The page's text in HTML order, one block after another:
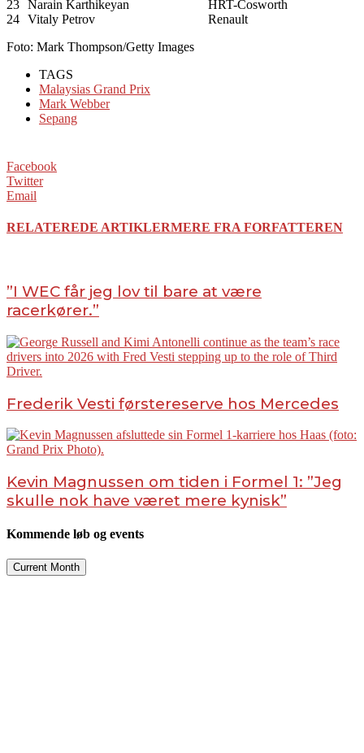
23 Narain Karthikeyan
HRT-Cosworth
24 Vitaly Petrov
Renault
Foto: Mark Thompson/Getty Images
TAGS
Malaysias Grand Prix
Mark Webber
Sepang
Facebook
Twitter
Email
RELATEREDE ARTIKLERMERE FRA FORFATTEREN
”I WEC får jeg lov til bare at være
racerkører.”
Frederik Vesti førstereserve hos Mercedes
Kevin Magnussen om tiden i Formel 1: ”Jeg
skulle nok have været mere kynisk”
Kommende løb og events
Current Month